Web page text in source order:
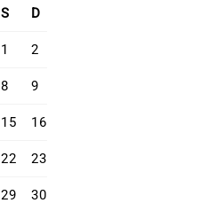
S D
1 2
8 9
15 16
22 23
29 30